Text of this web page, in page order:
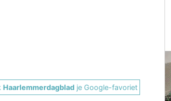
Haarlemmerdagblad je Google-favoriet